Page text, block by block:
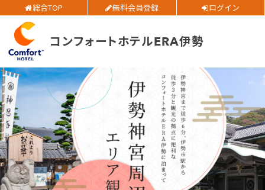
総合TOP 無料会員登録 ログイン
コンフォートホテルERA伊勢
大人人数
1室あたり
空室検索
会員特典のご案内
会員登録 ログイン
予約確認・変更・キャンセル
ご予約確認・変更・キャンセルフォーム
閉じる